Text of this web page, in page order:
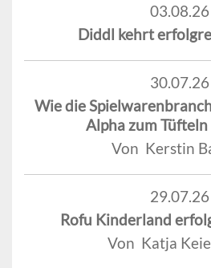
03.08.26
Diddl kehrt
30.07.26
Wie die
Alpha zum
Von Kerstin
29.07.26
Rofu Kinderland
Von Katja